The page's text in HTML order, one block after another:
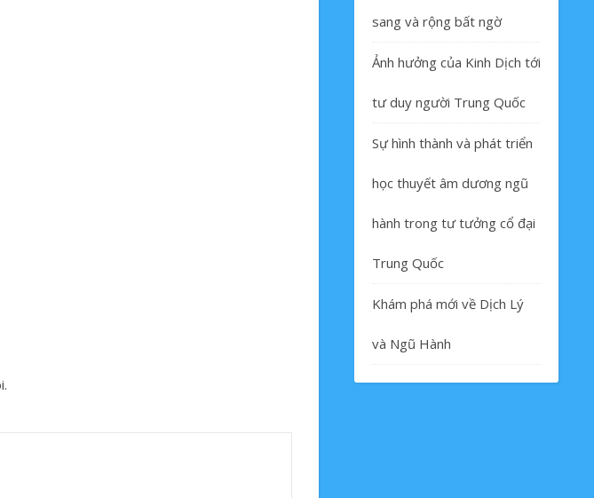
sang và rộng bất ngờ
Ảnh hưởng của Kinh Dịch tới
tư duy người Trung Quốc
Sự hình thành và phát triển
học thuyết âm dương ngũ
hành trong tư tưởng cổ đại
Trung Quốc
Khám phá mới về Dịch Lý
và Ngũ Hành